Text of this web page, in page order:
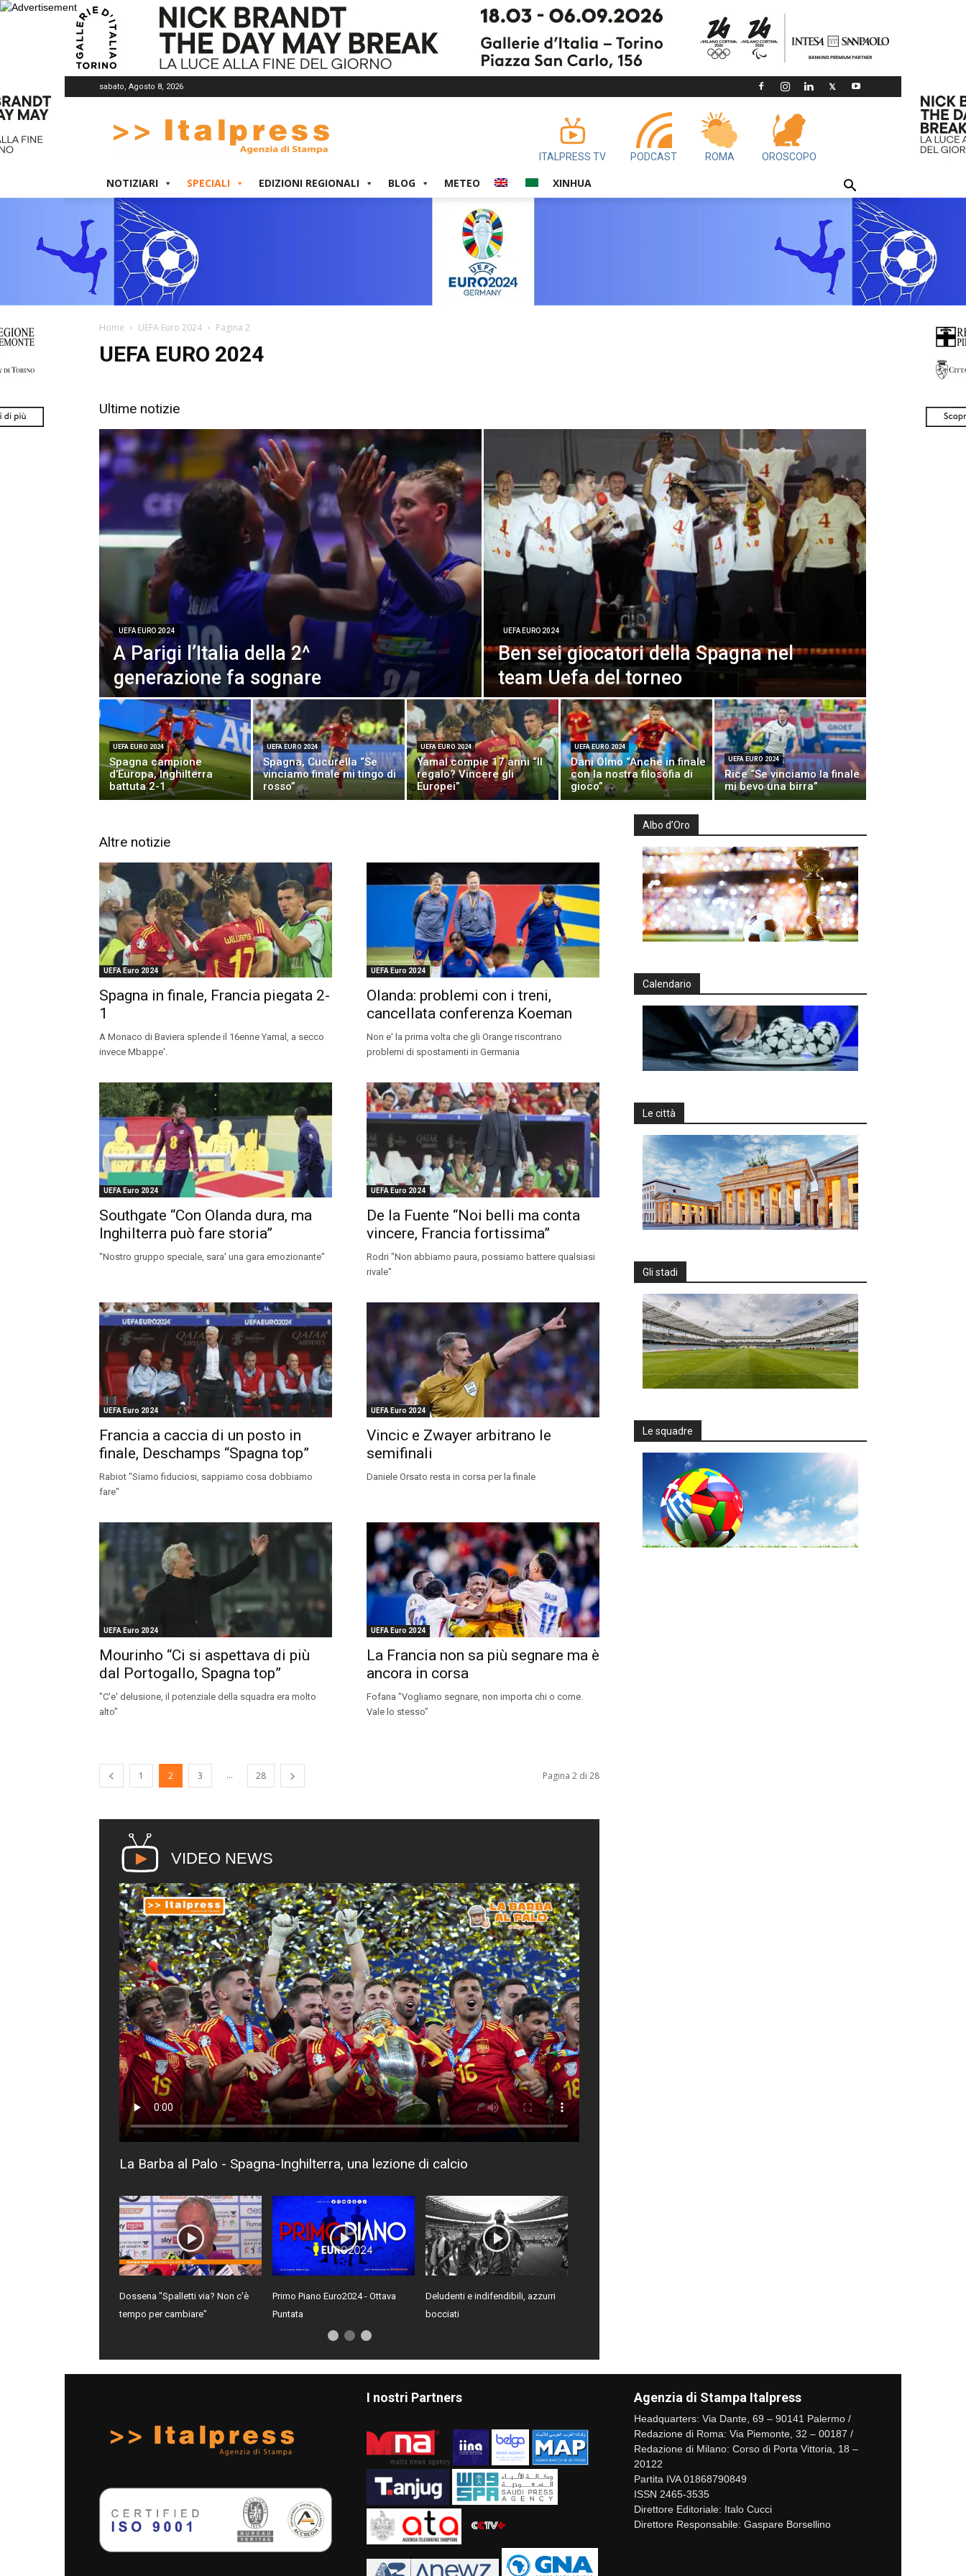
sabato, Agosto 8, 2026
ITALPRESS TV PODCAST ROMA OROSCOPO
NOTIZIARI SPECIALI EDIZIONI REGIONALI BLOG METEO XINHUA
Home UEFA Euro 2024 Pagina 2
UEFA EURO 2024
Ultime notizie
UEFA EURO 2024
A Parigi l’Italia della 2^
generazione fa sognare
UEFA EURO 2024
Ben sei giocatori della Spagna nel
team Uefa del torneo
UEFA EURO 2024
Spagna campione
d’Europa, Inghilterra
battuta 2-1
UEFA EURO 2024
Spagna, Cucurella “Se
vinciamo finale mi tingo di
rosso”
UEFA EURO 2024
Yamal compie 17 anni “Il
regalo? Vincere gli
Europei”
UEFA EURO 2024
Dani Olmo “Anche in finale
con la nostra filosofia di
gioco”
UEFA EURO 2024
Rice “Se vinciamo la finale
mi bevo una birra”
Altre notizie
UEFA Euro 2024
Spagna in finale, Francia piegata 2-
1
A Monaco di Baviera splende il 16enne Yamal, a secco
invece Mbappe'.
UEFA Euro 2024
Olanda: problemi con i treni,
cancellata conferenza Koeman
Non e' la prima volta che gli Orange riscontrano
problemi di spostamenti in Germania
UEFA Euro 2024
Southgate “Con Olanda dura, ma
Inghilterra può fare storia”
"Nostro gruppo speciale, sara' una gara emozionante"
UEFA Euro 2024
De la Fuente “Noi belli ma conta
vincere, Francia fortissima”
Rodri "Non abbiamo paura, possiamo battere qualsiasi
rivale"
UEFA Euro 2024
Francia a caccia di un posto in
finale, Deschamps “Spagna top”
Rabiot "Siamo fiduciosi, sappiamo cosa dobbiamo
fare"
UEFA Euro 2024
Vincic e Zwayer arbitrano le
semifinali
Daniele Orsato resta in corsa per la finale
UEFA Euro 2024
Mourinho “Ci si aspettava di più
dal Portogallo, Spagna top”
"C'e' delusione, il potenziale della squadra era molto
alto"
UEFA Euro 2024
La Francia non sa più segnare ma è
ancora in corsa
Fofana "Vogliamo segnare, non importa chi o come.
Vale lo stesso"
1 2 3 ... 28 Pagina 2 di 28
VIDEO NEWS
La Barba al Palo - Spagna-Inghilterra, una lezione di calcio
Dossena "Spalletti via? Non c'è
tempo per cambiare"
Primo Piano Euro2024 - Ottava
Puntata
Deludenti e indifendibili, azzurri
bocciati
Albo d’Oro
Calendario
Le città
Gli stadi
Le squadre
I nostri Partners Agenzia di Stampa Italpress
Headquarters: Via Dante, 69 – 90141 Palermo /
Redazione di Roma: Via Piemonte, 32 – 00187 /
Redazione di Milano: Corso di Porta Vittoria, 18 –
20122
Partita IVA 01868790849
ISSN 2465-3535
Direttore Editoriale: Italo Cucci
Direttore Responsabile: Gaspare Borsellino